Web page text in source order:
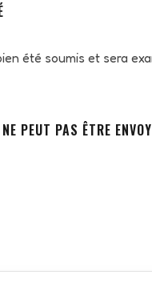
été soumis et sera
PEUT PAS ÊTRE